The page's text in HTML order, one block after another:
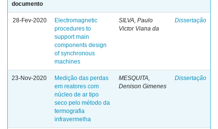
documento
28-Fev-2020
Electromagnetic
procedures to
support main
components design
of synchronous
machines
SILVA, Paulo
Victor Viana da
Dissertação
23-Nov-2020
Medição das perdas
em reatores com
núcleo de ar tipo
seco pelo método da
termografia
infravermelha
MESQUITA,
Denison Gimenes
Dissertação